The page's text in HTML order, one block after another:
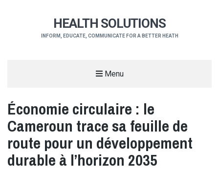
HEALTH SOLUTIONS
INFORM, EDUCATE, COMMUNICATE FOR A BETTER HEATH
Menu
Économie circulaire : le
Cameroun trace sa feuille de
route pour un développement
durable à l’horizon 2035